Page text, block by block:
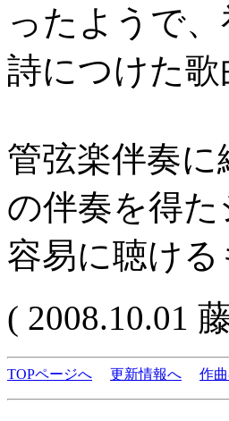
ったようで
詩につけた
管弦楽伴奏
の伴奏を得
容易に聴け
( 2008.10.01
TOPページへ 更新情報へ 作